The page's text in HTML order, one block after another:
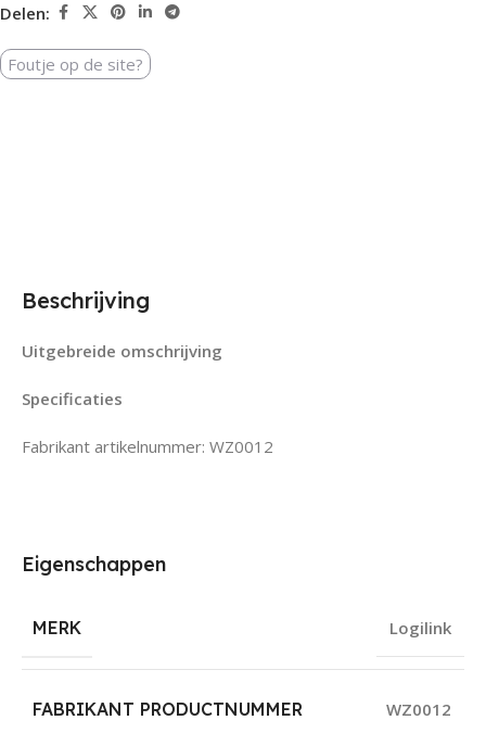
Delen:
Foutje op de site?
Beschrijving
Uitgebreide omschrijving
Specificaties
Fabrikant artikelnummer: WZ0012
Eigenschappen
MERK Logilink
FABRIKANT PRODUCTNUMMER WZ0012